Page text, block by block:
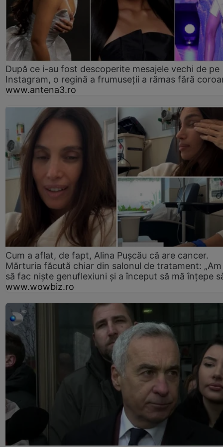
După ce i-au fost descoperite mesajele vechi de pe
Instagram, o regină a frumuseții a rămas fără
www.antena3.ro
Cum a aflat, de fapt, Alina Pușcău că are cancer.
Mărturia făcută chiar din salonul de tratament:
să fac niște genuflexiuni și a început să mă înțepe
www.wowbiz.ro